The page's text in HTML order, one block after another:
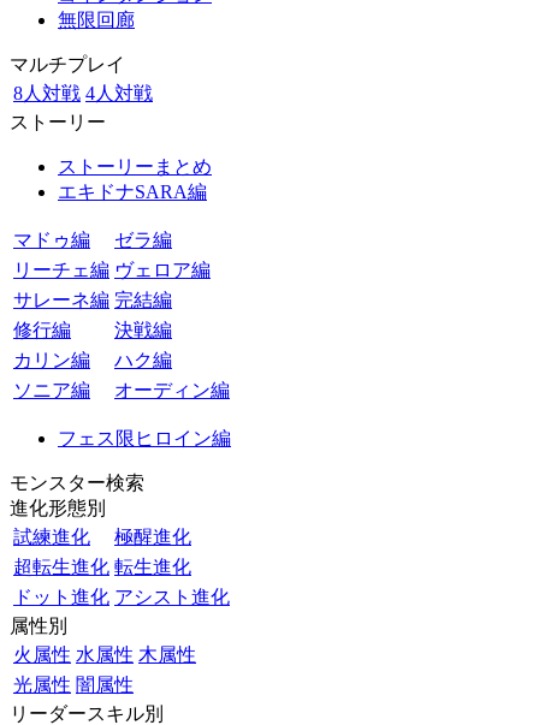
無限回廊
マルチプレイ
8人対戦 4人対戦
ストーリー
ストーリーまとめ
エキドナSARA編
マドゥ編
ゼラ編
リーチェ編 ヴェロア編
サレーネ編 完結編
修行編
決戦編
カリン編
ハク編
ソニア編
オーディン編
フェス限ヒロイン編
モンスター検索
進化形態別
試練進化
極醒進化
超転生進化 転生進化
ドット進化 アシスト進化
属性別
火属性 水属性 木属性
光属性 闇属性
リーダースキル別